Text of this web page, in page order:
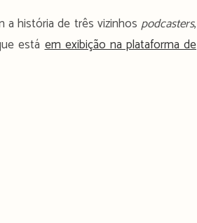
a história de três vizinhos podcasters,
estáem exibição na plataforma de